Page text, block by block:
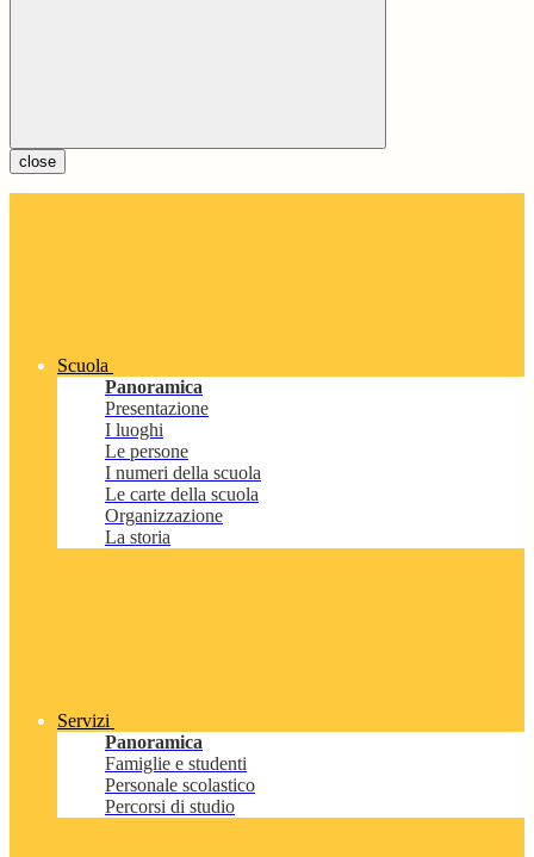
close
Scuola
Panoramica
Presentazione
I luoghi
Le persone
I numeri della scuola
Le carte della scuola
Organizzazione
La storia
Servizi
Panoramica
Famiglie e studenti
Personale scolastico
Percorsi di studio